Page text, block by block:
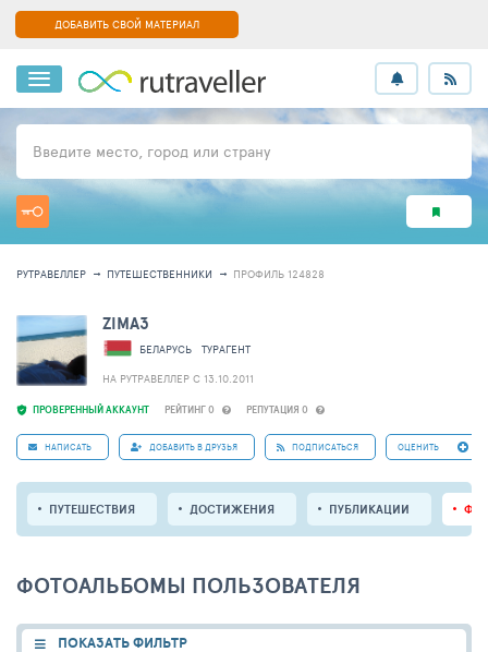
ДОБАВИТЬ СВОЙ МАТЕРИАЛ
Введите место, город или страну
РУТРАВЕЛЛЕР ПУТЕШЕСТВЕННИКИ ПРОФИЛЬ 124828
ПРОВЕРЕННЫЙ АККАУНТ РЕЙТИНГ 0 РЕПУТАЦИЯ 0
ZIMA3
БЕЛАРУСЬ
ТУРАГЕНТ
НА РУТРАВЕЛЛЕР C 13.10.2011
НАПИСАТЬ ДОБАВИТЬ В ДРУЗЬЯ ПОДПИСАТЬСЯ ОЦЕНИТЬ
ПУТЕШЕСТВИЯ ДОСТИЖЕНИЯ ПУБЛИКАЦИИ
ФОТОАЛЬБОМЫ ПОЛЬЗОВАТЕЛЯ
ПОКАЗАТЬ ФИЛЬТР